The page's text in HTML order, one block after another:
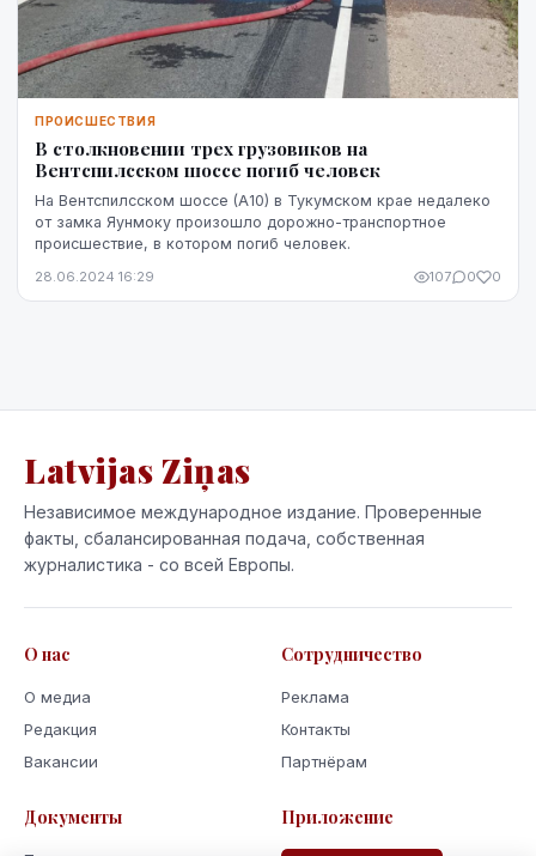
ПРОИСШЕСТВИЯ
В столкновении трех грузовиков на
Вентспилсском шоссе погиб человек
На Вентспилсском шоссе (A10) в Тукумском крае недалеко
от замка Яунмоку произошло дорожно-транспортное
происшествие, в котором погиб человек.
28.06.2024 16:29 107 0 0
Latvijas Ziņas
Независимое международное издание. Проверенные
факты, сбалансированная подача, собственная
журналистика - со всей Европы.
О нас
О медиа
Редакция
Вакансии
Сотрудничество
Реклама
Контакты
Партнёрам
Документы Приложение